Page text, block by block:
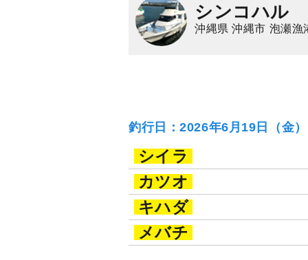
シンコハル
沖縄県 沖縄市 泡瀬漁
釣行日：2026年6月19日（金
シイラ
カツオ
キハダ
メバチ